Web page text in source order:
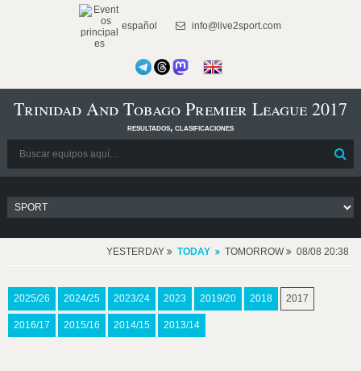
español info@live2sport.com
Trinidad And Tobago Premier League 2017
resultados, clasificaciones
YESTERDAY TODAY TOMORROW 08/08 20:38
2025/26 2024/25 2023/24 2023 2019/20 2018 2017
2016/17 2015/16 2014/15 2013/14